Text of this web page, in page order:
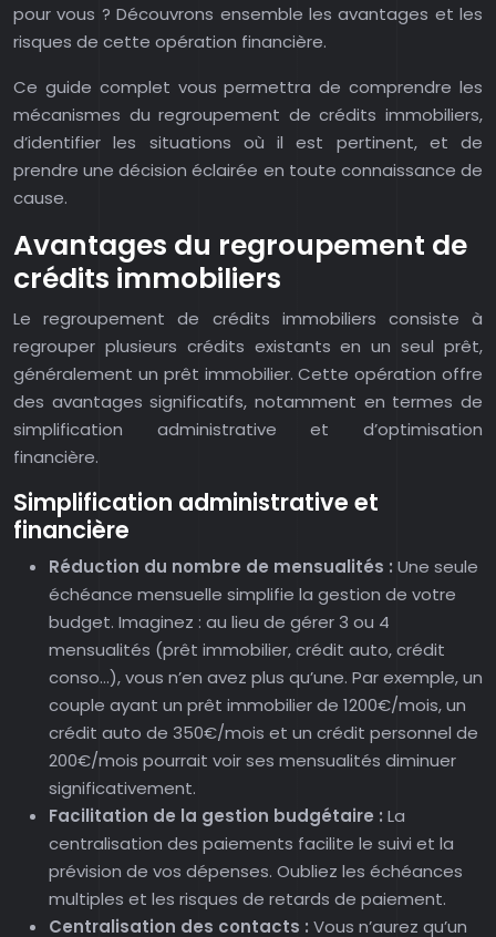
pour vous ? Découvrons ensemble les avantages et les
risques de cette opération financière.
Ce guide complet vous permettra de comprendre les
mécanismes du regroupement de crédits immobiliers,
d’identifier les situations où il est pertinent, et de
prendre une décision éclairée en toute connaissance de
cause.
Avantages du regroupement de
crédits immobiliers
Le regroupement de crédits immobiliers consiste à
regrouper plusieurs crédits existants en un seul prêt,
généralement un prêt immobilier. Cette opération offre
des avantages significatifs, notamment en termes de
simplification administrative et d’optimisation
financière.
Simplification administrative et
financière
Réduction du nombre de mensualités : Une seule
échéance mensuelle simplifie la gestion de votre
budget. Imaginez : au lieu de gérer 3 ou 4
mensualités (prêt immobilier, crédit auto, crédit
conso…), vous n’en avez plus qu’une. Par exemple, un
couple ayant un prêt immobilier de 1200€/mois, un
crédit auto de 350€/mois et un crédit personnel de
200€/mois pourrait voir ses mensualités diminuer
significativement.
Facilitation de la gestion budgétaire : La
centralisation des paiements facilite le suivi et la
prévision de vos dépenses. Oubliez les échéances
multiples et les risques de retards de paiement.
Centralisation des contacts : Vous n’aurez qu’un